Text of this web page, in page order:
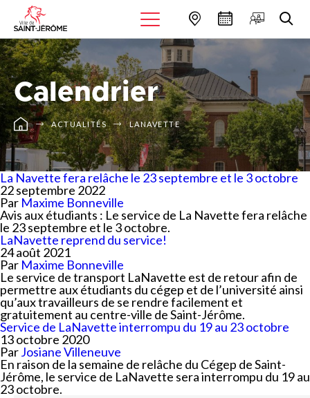
Calendrier
ACTUALITÉS LANAVETTE
La Navette fera relâche le 23 septembre et le 3 octobre
22 septembre 2022
Par Maxime Bonneville
Avis aux étudiants : Le service de La Navette fera relâche
le 23 septembre et le 3 octobre.
LaNavette reprend du service!
24 août 2021
Par Maxime Bonneville
Le service de transport LaNavette est de retour afin de
permettre aux étudiants du cégep et de l’université ainsi
qu’aux travailleurs de se rendre facilement et
gratuitement au centre-ville de Saint-Jérôme.
Service de LaNavette interrompu du 19 au 23 octobre
13 octobre 2020
ParJosiane Villeneuve
En raison de la semaine de relâche du Cégep de Saint-
Jérôme, le service de LaNavette sera interrompu du 19 au
23 octobre.